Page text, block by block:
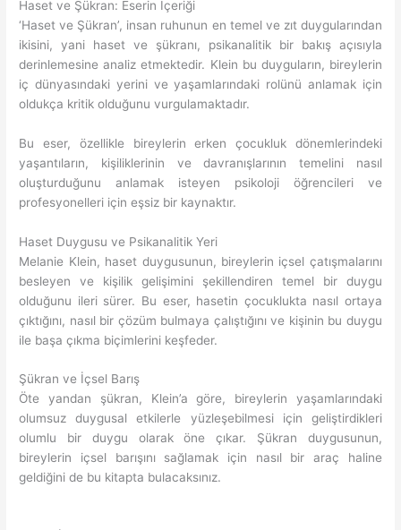
Haset ve Şükran: Eserin İçeriği
‘Haset ve Şükran’, insan ruhunun en temel ve zıt duygularından
ikisini, yani haset ve şükranı, psikanalitik bir bakış açısıyla
derinlemesine analiz etmektedir. Klein bu duyguların, bireylerin
iç dünyasındaki yerini ve yaşamlarındaki rolünü anlamak için
oldukça kritik olduğunu vurgulamaktadır.
Bu eser, özellikle bireylerin erken çocukluk dönemlerindeki
yaşantıların, kişiliklerinin ve davranışlarının temelini nasıl
oluşturduğunu anlamak isteyen psikoloji öğrencileri ve
profesyonelleri için eşsiz bir kaynaktır.
Haset Duygusu ve Psikanalitik Yeri
Melanie Klein, haset duygusunun, bireylerin içsel çatışmalarını
besleyen ve kişilik gelişimini şekillendiren temel bir duygu
olduğunu ileri sürer. Bu eser, hasetin çocuklukta nasıl ortaya
çıktığını, nasıl bir çözüm bulmaya çalıştığını ve kişinin bu duygu
ile başa çıkma biçimlerini keşfeder.
Şükran ve İçsel Barış
Öte yandan şükran, Klein’a göre, bireylerin yaşamlarındaki
olumsuz duygusal etkilerle yüzleşebilmesi için geliştirdikleri
olumlu bir duygu olarak öne çıkar. Şükran duygusunun,
bireylerin içsel barışını sağlamak için nasıl bir araç haline
geldiğini de bu kitapta bulacaksınız.